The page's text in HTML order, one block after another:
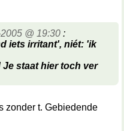
@ 19:30 :
iets irritant', niét: 'ik
staat hier toch ver
zonder t. Gebiedende